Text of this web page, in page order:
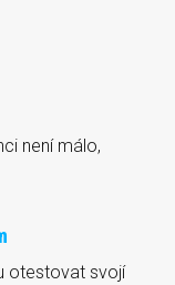
není málo,
otestovat svojí